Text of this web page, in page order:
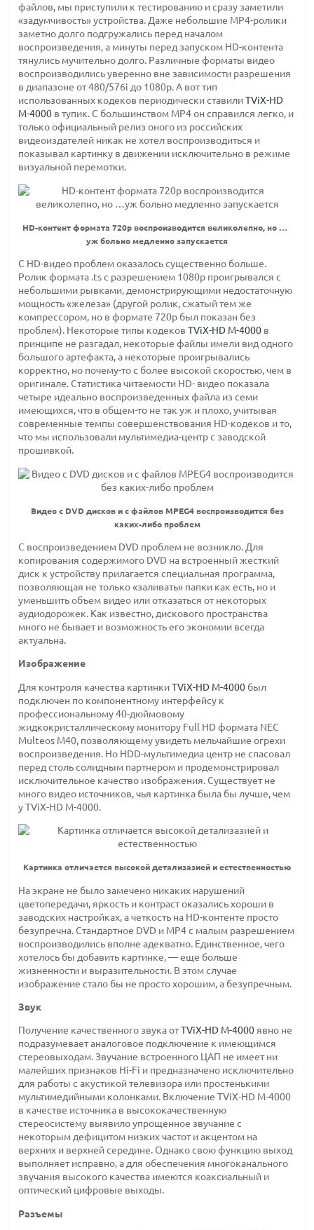
файлов, мы приступили к тестированию и сразу заметили
«задумчивость» устройства. Даже небольшие MP4-ролики
заметно долго подгружались перед началом
воспроизведения, а минуты перед запуском HD-контента
тянулись мучительно долго. Различные форматы видео
воспроизводились уверенно вне зависимости разрешения
в диапазоне от 480/576i до 1080р. А вот тип
использованных кодеков периодически ставилиTViX-HD
M-4000 в тупик. С большинством MP4 он справился легко, и
только официальный релиз оного из российских
видеоиздателей никак не хотел воспроизводиться и
показывал картинку в движении исключительно в режиме
визуальной перемотки.
HD-контент формата 720р воспроизводится великолепно, но …
уж больно медленно запускается
С HD-видео проблем оказалось существенно больше.
Ролик формата .ts с разрешением 1080р проигрывался с
небольшими рывками, демонстрирующими недостаточную
мощность «железа» (другой ролик, сжатый тем же
компрессором, но в формате 720р был показан без
проблем). Некоторые типы кодековTViX-HD M-4000 в
принципе не разгадал, некоторые файлы имели вид одного
большого артефакта, а некоторые проигрывались
корректно, но почему-то с более высокой скоростью, чем в
оригинале. Статистика читаемости HD- видео показала
четыре идеально воспроизведенных файла из семи
имеющихся, что в общем-то не так уж и плохо, учитывая
современные темпы совершенствования HD-кодеков и то,
что мы использовали мультимедиа-центр с заводской
прошивкой.
Видео с DVD дисков и с файлов MPEG4 воспроизводится без
каких-либо проблем
С воспроизведением DVD проблем не возникло. Для
копирования содержимого DVD на встроенный жесткий
диск к устройству прилагается специальная программа,
позволяющая не только «заливать» папки как есть, но и
уменьшить объем видео или отказаться от некоторых
аудиодорожек. Как известно, дискового пространства
много не бывает и возможность его экономии всегда
актуальна.
Изображение
Для контроля качества картинкиTViX-HD M-4000 был
подключен по компонентному интерфейсу к
профессиональному 40-дюймовому
жидкокристаллическому монитору Full HD формата NEC
Multeos M40, позволяющему увидеть мельчайшие огрехи
воспроизведения. Но HDD-мультимедиа центр не спасовал
перед столь солидным партнером и продемонстрировал
исключительное качество изображения. Существует не
много видео источников, чья картинка была бы лучше, чем
у TViX-HD M-4000.
Картинка отличается высокой детализазией и естественностью
На экране не было замечено никаких нарушений
цветопередачи, яркость и контраст оказались хороши в
заводских настройках, а четкость на HD-контенте просто
безупречна. Стандартное DVD и МР4 с малым разрешением
воспроизводились вполне адекватно. Единственное, чего
хотелось бы добавить картинке, — еще больше
жизненности и выразительности. В этом случае
изображение стало бы не просто хорошим, а безупречным.
Звук
Получение качественного звука отTViX-HD M-4000явно не
подразумевает аналоговое подключение к имеющимся
стереовыходам. Звучание встроенного ЦАП не имеет ни
малейших признаков Hi-Fi и предназначено исключительно
для работы с акустикой телевизора или простенькими
мультимедийными колонками. Включение TViX-HD M-4000
в качестве источника в высококачественную
стереосистему выявило упрощенное звучание с
некоторым дефицитом низких частот и акцентом на
верхних и верхней середине. Однако свою функцию выход
выполняет исправно, а для обеспечения многоканального
звучания высокого качества имеются коаксиальный и
оптический цифровые выходы.
Разъемы